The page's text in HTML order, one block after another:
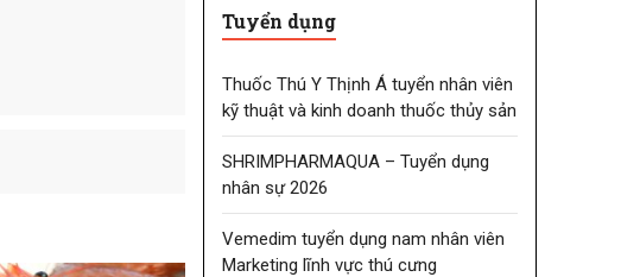
Tuyển dụng
Thuốc Thú Y Thịnh Á tuyển nhân viên
kỹ thuật và kinh doanh thuốc thủy sản
SHRIMPHARMAQUA – Tuyển dụng
nhân sự 2026
Vemedim tuyển dụng nam nhân viên
Marketing lĩnh vực thú cưng